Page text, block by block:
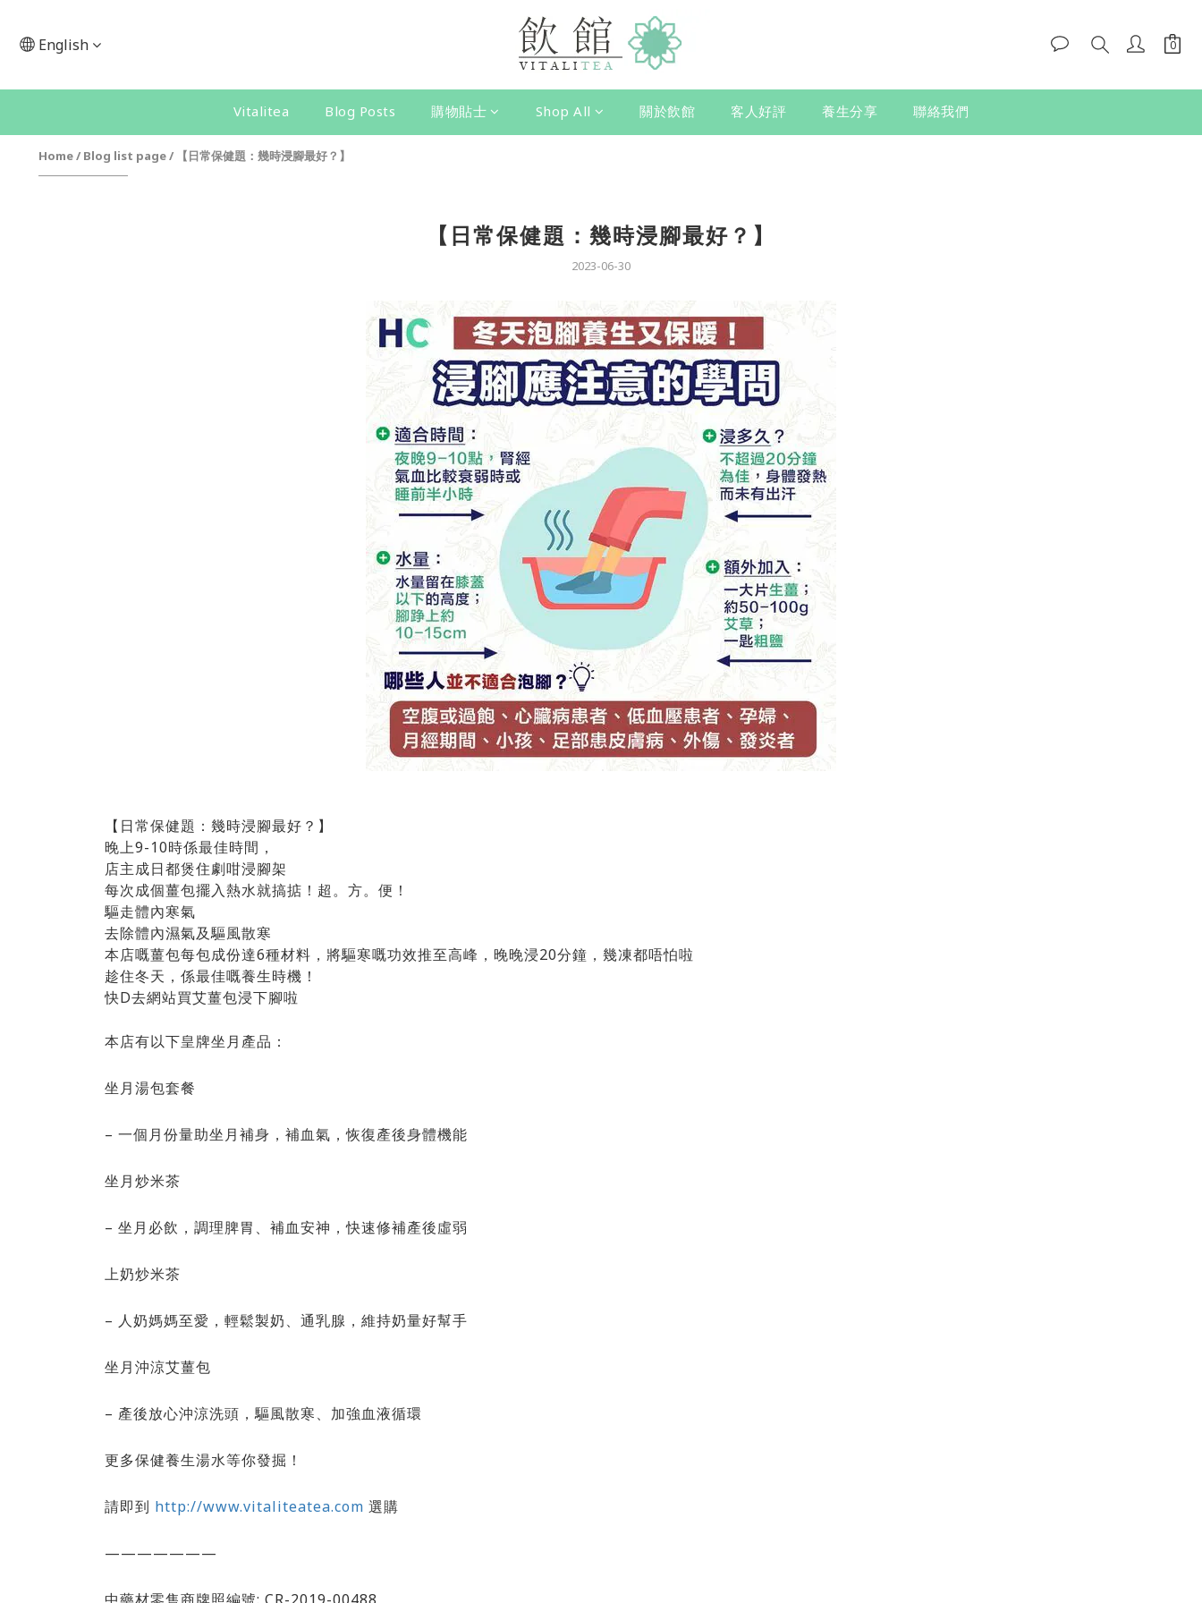
English
Vitalitea Blog Posts 購物貼士 Shop All 關於飲館 客人好評 養生分享 聯絡我們
Home/ Blog list page/ 【日常保健題：幾時浸腳最好？】
【日常保健題：幾時浸腳最好？】
2023-06-30
【日常保健題：幾時浸腳最好？】
晚上9-10時係最佳時間，
店主成日都煲住劇咁浸腳架
每次成個薑包擺入熱水就搞掂！超。方。便！
驅走體內寒氣
去除體內濕氣及驅風散寒
本店嘅薑包每包成份達6種材料，將驅寒嘅功效推至高峰，晚晚浸20分鐘，幾凍都唔怕啦
趁住冬天，係最佳嘅養生時機！
快D去網站買艾薑包浸下腳啦
本店有以下皇牌坐月產品：
坐月湯包套餐
– 一個月份量助坐月補身，補血氣，恢復產後身體機能
坐月炒米茶
– 坐月必飲，調理脾胃、補血安神，快速修補產後虛弱
上奶炒米茶
– 人奶媽媽至愛，輕鬆製奶、通乳腺，維持奶量好幫手
坐月沖涼艾薑包
– 產後放心沖涼洗頭，驅風散寒、加強血液循環
更多保健養生湯水等你發掘！
請即到 http://www.vitaliteatea.com 選購
———————